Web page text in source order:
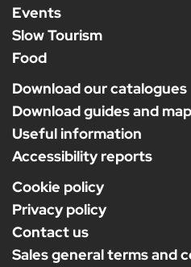
Events
Slow Tourism
Food
Download our catalogues
Download guides and
Useful information
Accessibility reports
Cookie policy
Privacy policy
Contact us
Sales general terms and